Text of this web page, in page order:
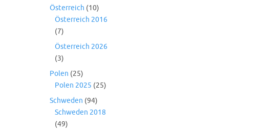
Österreich (10)
Österreich 2016
(7)
Österreich 2026
(3)
Polen (25)
Polen 2025 (25)
Schweden (94)
Schweden 2018
(49)